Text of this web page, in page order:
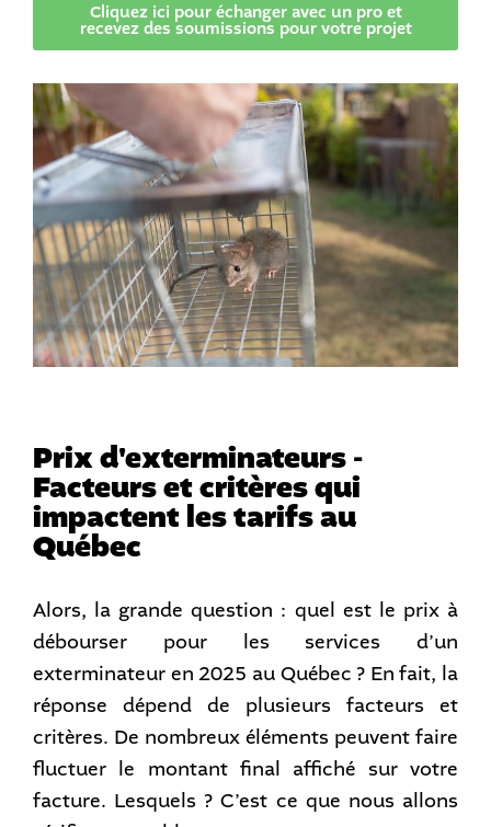
Cliquez ici pour échanger avec un pro et
recevez des soumissions pour votre projet
Prix d'exterminateurs -
Facteurs et critères qui
impactent les tarifs au
Québec
Alors, la grande question : quel est le prix à
débourser pour les services d’un
exterminateur en 2025 au Québec ? En fait, la
réponse dépend de plusieurs facteurs et
critères. De nombreux éléments peuvent faire
fluctuer le montant final affiché sur votre
facture. Lesquels ? C’est ce que nous allons